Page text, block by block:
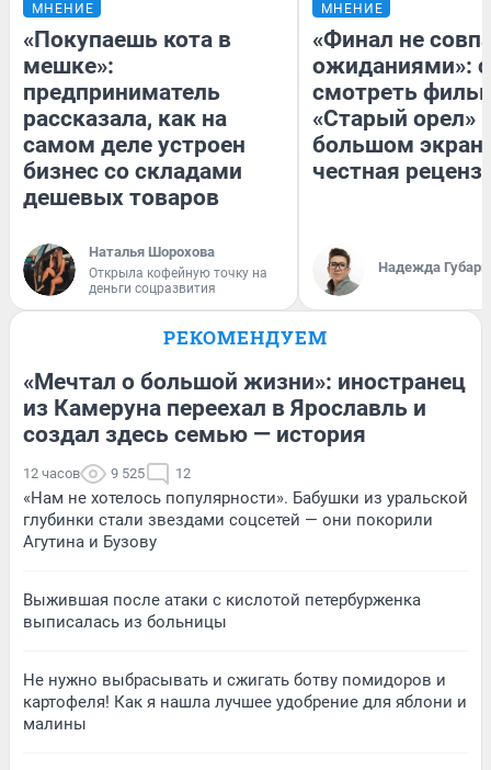
МНЕНИЕ
«Покупаешь кота в
мешке»:
предприниматель
рассказала, как на
самом деле устроен
бизнес со складами
дешевых товаров
Наталья Шорохова
Открыла кофейную точку на
деньги соцразвития
МНЕНИЕ
«Финал не
ожиданиями»:
смотреть
«Старый орел»
большом
честная
Надежда Губарь
РЕКОМЕНДУЕМ
«Мечтал о большой жизни»: иностранец
из Камеруна переехал в Ярославль и
создал здесь семью — история
12 часов 9 525 12
«Нам не хотелось популярности». Бабушки из уральской
глубинки стали звездами соцсетей — они покорили
Агутина и Бузову
Выжившая после атаки с кислотой петербурженка
выписалась из больницы
Не нужно выбрасывать и сжигать ботву помидоров и
картофеля! Как я нашла лучшее удобрение для яблони и
малины